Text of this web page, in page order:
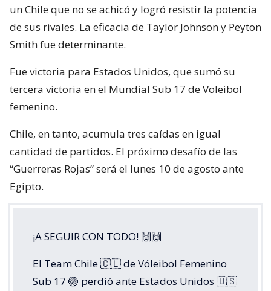
un Chile que no se achicó y logró resistir la potencia
de sus rivales. La eficacia de Taylor Johnson y Peyton
Smith fue determinante.
Fue victoria para Estados Unidos, que sumó su
tercera victoria en el Mundial Sub 17 de Voleibol
femenino.
Chile, en tanto, acumula tres caídas en igual
cantidad de partidos. El próximo desafío de las
“Guerreras Rojas” será el lunes 10 de agosto ante
Egipto.
¡A SEGUIR CON TODO! 🙌🙌
El Team Chile 🇨🇱 de Vóleibol Femenino
Sub 17 🏐 perdió ante Estados Unidos 🇺🇸